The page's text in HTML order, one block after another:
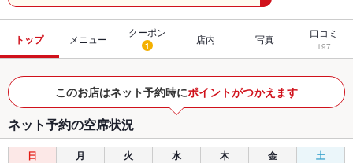
トップ メニュー
クーポン
1 店内 写真 口コミ
197
このお店はネット予約時にポイントがつかえます
ネット予約の空席状況
日 月 火 水 木 金 土